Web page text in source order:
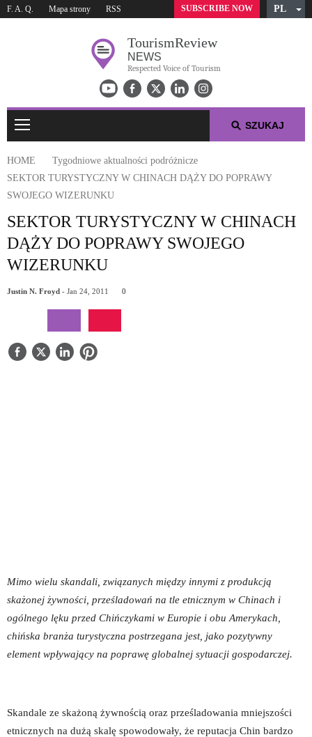
F. A. Q. Mapa strony RSS PL
Arabic
Spanish
SUBSCRIBE NOW
TourismReview
NEWS
Respected Voice of Tourism
TYGODNIOWE AKTUALNOŚCI PODRÓŻNICZE
PODRÓŻNICZA TOP 10-TKA
KOMUNIKATY PRASOWE
O NAS
SZUKAJ
HOME
Tygodniowe aktualności podróżnicze
SEKTOR TURYSTYCZNY W CHINACH DĄŻY DO POPRAWY
SWOJEGO WIZERUNKU
SEKTOR TURYSTYCZNY W CHINACH
DĄŻY DO POPRAWY SWOJEGO
WIZERUNKU
Justin N. Froyd - Jan 24, 2011 0
Mimo wielu skandali, związanych między innymi z produkcją
skażonej żywności, prześladowań na tle etnicznym w Chinach i
ogólnego lęku przed Chińczykami w Europie i obu Amerykach,
chińska branża turystyczna postrzegana jest, jako pozytywny
element wpływający na poprawę globalnej sytuacji gospodarczej.
Skandale ze skażoną żywnością oraz prześladowania mniejszości
etnicznych na dużą skalę spowodowały, że reputacja Chin bardzo